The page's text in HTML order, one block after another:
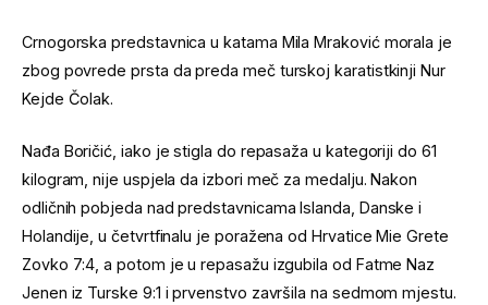
Crnogorska predstavnica u katama Mila Mraković morala je
zbog povrede prsta da preda meč turskoj karatistkinji Nur
Kejde Čolak.
Nađa Boričić, iako je stigla do repasaža u kategoriji do 61
kilogram, nije uspjela da izbori meč za medalju. Nakon
odličnih pobjeda nad predstavnicama Islanda, Danske i
Holandije, u četvrtfinalu je poražena od Hrvatice Mie Grete
Zovko 7:4, a potom je u repasažu izgubila od Fatme Naz
Jenen iz Turske 9:1 i prvenstvo završila na sedmom mjestu.